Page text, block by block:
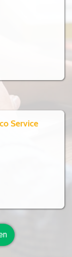
Service